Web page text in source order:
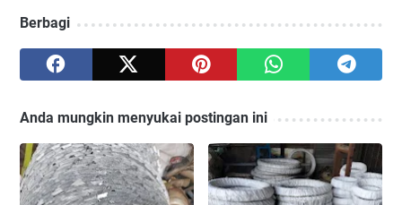
Berbagi
Anda mungkin menyukai postingan ini